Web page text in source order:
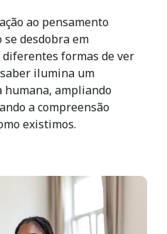
ao pensamento
desdobra em
formas de ver
ilumina um
humana, ampliando
a compreensão
existimos.